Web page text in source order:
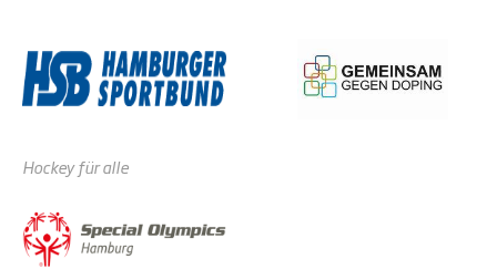
Hockey für alle